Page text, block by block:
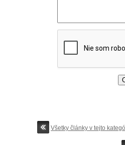
Všetky články v tejto